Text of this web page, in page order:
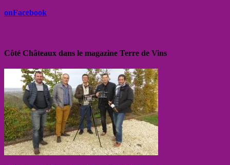
onFacebook
Côté Châteaux dans le magazine Terre de Vins